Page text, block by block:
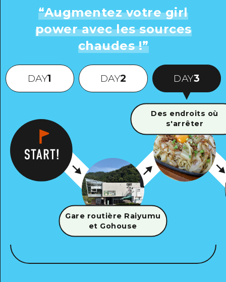
“Augmentez votre girl
power avec les sources
chaudes !”
DAY1 DAY2 DAY3
Gare routière Raiyumu
et Gohouse
Des endroits où
s'arrêter